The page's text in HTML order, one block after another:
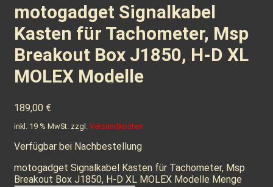
motogadget Signalkabel
Kasten für Tachometer, Msp
Breakout Box J1850, H-D XL
MOLEX Modelle
189,00 €
inkl. 19 % MwSt. zzgl. Versandkosten
Verfügbar bei Nachbestellung
motogadget Signalkabel Kasten für Tachometer, Msp
Breakout Box J1850, H-D XL MOLEX Modelle Menge